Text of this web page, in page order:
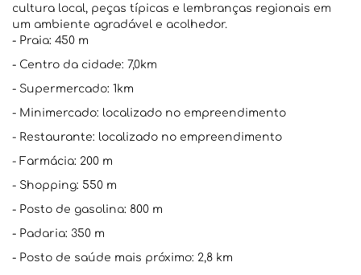
cultura local, peças típicas e lembranças regionais em
um ambiente agradável e acolhedor.
- Praia: 450 m
- Centro da cidade: 7,0km
- Supermercado: 1km
- Minimercado: localizado no empreendimento
- Restaurante: localizado no empreendimento
- Farmácia: 200 m
- Shopping: 550 m
- Posto de gasolina: 800 m
- Padaria: 350 m
- Posto de saúde mais próximo: 2,8 km